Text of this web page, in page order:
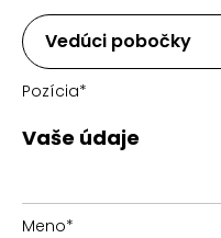
Pozícia*
Vedúci pobočky
Vaše údaje
Meno*